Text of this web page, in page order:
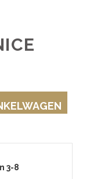
3-8